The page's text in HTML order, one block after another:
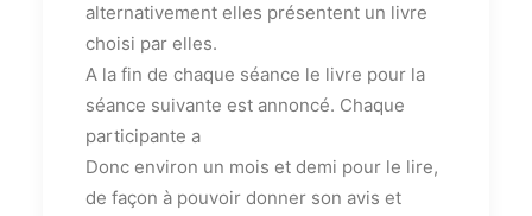
alternativement elles présentent un livre
choisi par elles.
A la fin de chaque séance le livre pour la
séance suivante est annoncé. Chaque
participante a
Donc environ un mois et demi pour le lire,
de façon à pouvoir donner son avis et